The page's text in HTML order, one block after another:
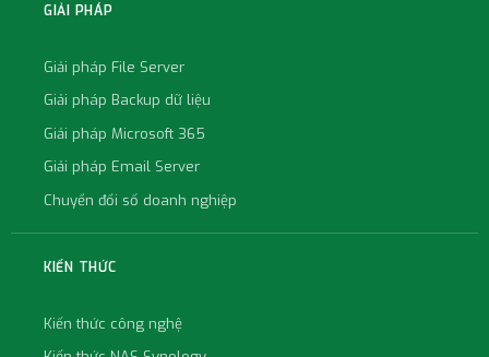
GIẢI PHÁP
Giải pháp File Server
Giải pháp Backup dữ liệu
Giải pháp Microsoft 365
Giải pháp Email Server
Chuyển đổi số doanh nghiệp
KIẾN THỨC
Kiến thức công nghệ